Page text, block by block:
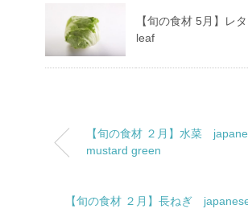
【旬の食材 5月】レ
leaf
【旬の食材 ２月】水菜
mustard green
【旬の食材 ２月】長ねぎ